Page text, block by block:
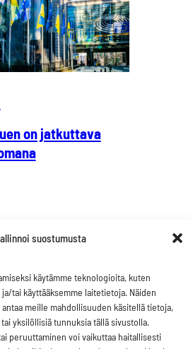
suostumusta
käytämme teknologioita, kuten
tai käyttääksemme laitetietoja. Näiden
meille mahdollisuuden käsitellä tietoja,
yksilöllisiä tunnuksia tällä sivustolla.
peruuttaminen voi vaikuttaa haitallisesti
on jatkuttava